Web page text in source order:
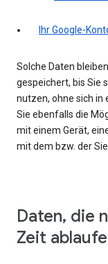
Ihr Google-
Solche Daten
gespeichert, bis Sie
nutzen, ohne sich in
Sie ebenfalls die
mit einem Gerät,
mit dem bzw. der
Daten, die
Zeit